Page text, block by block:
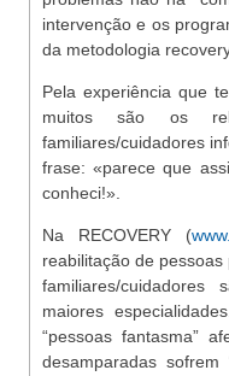
intervenção e os
da metodologia
Pela experiência que
muitos são os
familiares/cuidadores
frase: «parece que
conheci!».
Na RECOVERY (
reabilitação de
familiares/
maiores
“pessoas fantasma”
desamparadas sofrem